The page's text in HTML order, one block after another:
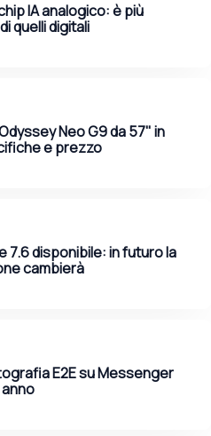
IA analogico: è più
quelli digitali
Neo G9 da 57" in
e prezzo
7.6 disponibile: in futuro la
cambierà
E2E su Messenger